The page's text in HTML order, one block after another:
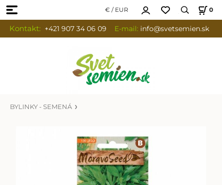
€ / EUR 0
Kontakt:+421 907 34 06 09 E-mail: info@svetsemien.sk
BYLINKY - SEMENÁ